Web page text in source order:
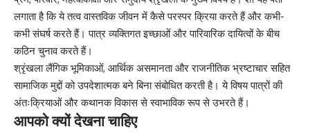
लगाता है कि ये तत्व वास्तविक जीवन में कैसे परस्पर क्रिया करते हैं और कभी-
कभी संघर्ष करते हैं। पात्र व्यक्तिगत इच्छाओं और पारिवारिक दायित्वों के बीच
कठिन चुनाव करते हैं।
श्रृंखला लैंगिक भूमिकाओं, आर्थिक असमानता और राजनीतिक भ्रष्टाचार सहित
सामाजिक मुद्दों को उपदेशात्मक बने बिना संबोधित करती है। ये विषय पात्रों की
अंतःक्रियाओं और कथानक विकास से स्वाभाविक रूप से उभरते हैं।
आपको क्यों देखना चाहिए